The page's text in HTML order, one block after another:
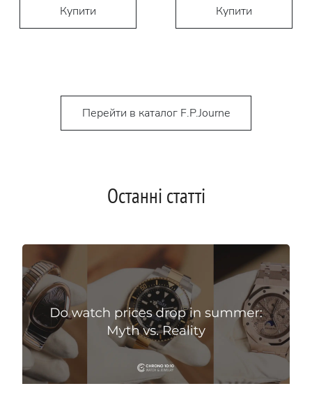
Купити Купити
Перейти в каталог F.P.Journe
Останні статті